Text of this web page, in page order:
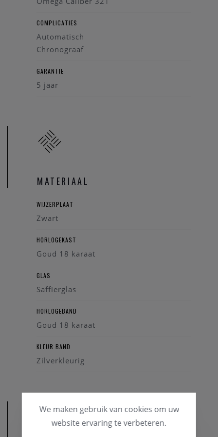
de horloge kunst.
Calibre: Omega 321
COMPLICATIES
Automatisch
Chronograaf
GARANTIE
5 jaar
MATERIAAL
WIJZERPLAAT
Zwart
HORLOGEKAST
Goud 18 karaat
GLAS
Saffierglas
HORLOGEBAND
Goud 18 karaat
KLEUR BAND
Zilverkleurig
We maken gebruik van cookies om uw
website ervaring te verbeteren.